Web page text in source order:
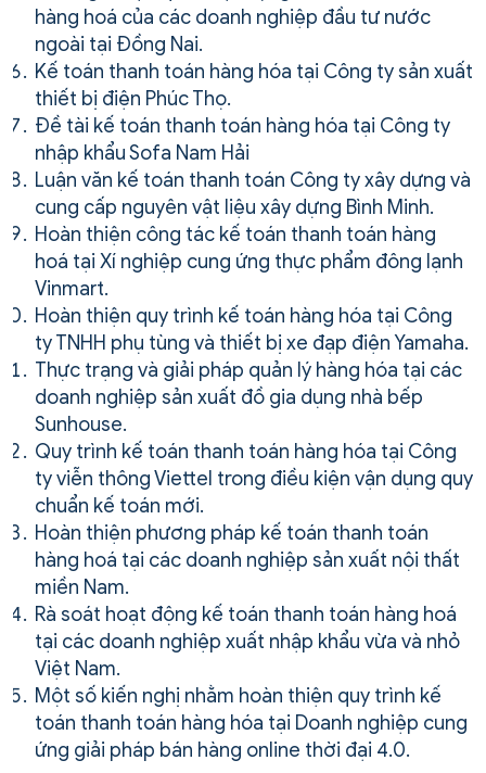
hàng hoá của các doanh nghiệp đầu tư nước
ngoài tại Đồng Nai.
Kế toán thanh toán hàng hóa tại Công ty sản xuất
thiết bị điện Phúc Thọ.
Đề tài kế toán thanh toán hàng hóa tại Công ty
nhập khẩu Sofa Nam Hải
Luận văn kế toán thanh toán Công ty xây dựng và
cung cấp nguyên vật liệu xây dựng Bình Minh.
Hoàn thiện công tác kế toán thanh toán hàng
hoá tại Xí nghiệp cung ứng thực phẩm đông lạnh
Vinmart.
Hoàn thiện quy trình kế toán hàng hóa tại Công
ty TNHH phụ tùng và thiết bị xe đạp điện Yamaha.
Thực trạng và giải pháp quản lý hàng hóa tại các
doanh nghiệp sản xuất đồ gia dụng nhà bếp
Sunhouse.
Quy trình kế toán thanh toán hàng hóa tại Công
ty viễn thông Viettel trong điều kiện vận dụng quy
chuẩn kế toán mới.
Hoàn thiện phương pháp kế toán thanh toán
hàng hoá tại các doanh nghiệp sản xuất nội thất
miền Nam.
Rà soát hoạt động kế toán thanh toán hàng hoá
tại các doanh nghiệp xuất nhập khẩu vừa và nhỏ
Việt Nam.
Một số kiến nghị nhằm hoàn thiện quy trình kế
toán thanh toán hàng hóa tại Doanh nghiệp cung
ứng giải pháp bán hàng online thời đại 4.0.